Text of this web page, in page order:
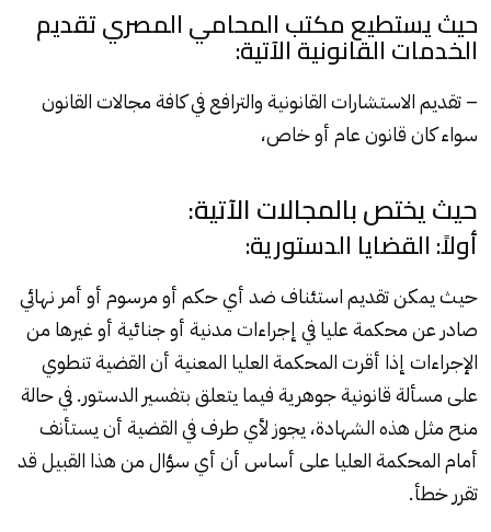
حيث يستطيع مكتب المحامي المصري تقديم
الخدمات القانونية الآتية:
– تقديم الاستشارات القانونية والترافع في كافة مجالات القانون
سواء كان قانون عام أو خاص،
حيث يختص بالمجالات الآتية:
أولاً: القضايا الدستورية:
حيث يمكن تقديم استئناف ضد أي حكم أو مرسوم أو أمر نهائي
صادر عن محكمة عليا في إجراءات مدنية أو جنائية أو غيرها من
الإجراءات إذا أقرت المحكمة العليا المعنية أن القضية تنطوي
على مسألة قانونية جوهرية فيما يتعلق بتفسير الدستور. في حالة
منح مثل هذه الشهادة، يجوز لأي طرف في القضية أن يستأنف
أمام المحكمة العليا على أساس أن أي سؤال من هذا القبيل قد
تقرر خطأ.